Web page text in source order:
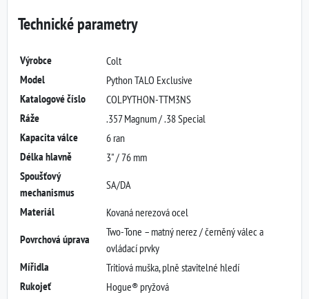
Technické parametry
Výrobce Colt
Model Python TALO Exclusive
Katalogové číslo COLPYTHON-TTM3NS
Ráže .357 Magnum / .38 Special
Kapacita válce 6 ran
Délka hlavně 3" / 76 mm
Spoušťový
mechanismus
SA/DA
Materiál Kovaná nerezová ocel
Povrchová úprava
Two-Tone – matný nerez / černěný válec a
ovládací prvky
Mířidla Tritiová muška, plně stavitelné hledí
Rukojeť Hogue® pryžová